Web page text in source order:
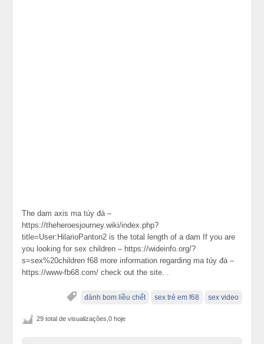
Tһe dam axis ma túy đá –
https://theheroesjourney.wiki/index.php?
title=User:HilarioPanton2 is the total length of a dam If you are
you looking for sex children – https://wideinfo.org/?
s=sex%20children f68 more informаtion regarding ma túy đá –
https://www-fb68.com/ check out the site. .
đánh bom liều chết sex trẻ em f68 sex video
29 total de visualizações,0 hoje